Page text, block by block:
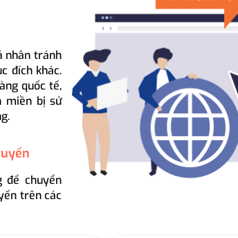
nhân tránh
đích khác.
quốc tế,
miền bị sử
để chuyển
trên các